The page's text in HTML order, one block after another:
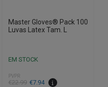
Master Gloves® Pack 100
Luvas Latex Tam. L
EM STOCK
PVPR
€22.99
O
€7.94
O